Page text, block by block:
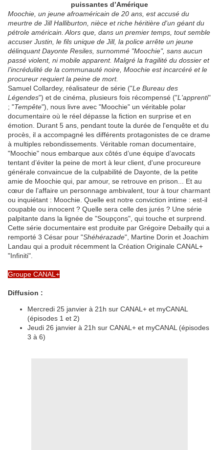
puissantes d’Amérique
Moochie, un jeune afro­américain de 20 ans, est accusé du
meurtre de Jill Halliburton, nièce et riche héritière d'un géant du
pétrole américain. Alors que, dans un premier temps, tout semble
accuser Justin, le fils unique de Jill, la police arrête un jeune
délinquant Dayonte Resiles, surnommé "Moochie", sans aucun
passé violent, ni mobile apparent. Malgré la fragilité du dossier et
l’incrédulité de la communauté noire, Moochie est incarcéré et le
procureur requiert la peine de mort.
Samuel Collardey, réalisateur de série ("Le Bureau des
Légendes") et de cinéma, plusieurs fois récompensé ("L'apprenti"
; "Tempête"), nous livre avec "Moochie" un véritable polar
documentaire où le réel dépasse la fiction en surprise et en
émotion. Durant 5 ans, pendant toute la durée de l'enquête et du
procès, il a accompagné les différents protagonistes de ce drame
à multiples rebondissements. Véritable roman documentaire,
"Moochie" nous embarque aux côtés d’une équipe d’avocats
tentant d’éviter la peine de mort à leur client, d'une procureure
générale convaincue de la culpabilité de Dayonte, de la petite
amie de Moochie qui, par amour, se retrouve en prison... Et au
cœur de l’affaire un personnage ambivalent, tour à tour charmant
ou inquiétant : Moochie. Quelle est notre conviction intime : est­-il
coupable ou innocent ? Quelle sera celle des jurés ? Une série
palpitante dans la lignée de "Soupçons", qui touche et surprend.
Cette série documentaire est produite par Grégoire Debailly qui a
remporté 3 César pour "Shéhérazade", Martine Dorin et Joachim
Landau qui a produit récemment la Création Originale CANAL+
"Infiniti".
Groupe CANAL+
Diffusion :
Mercredi 25 janvier à 21h sur CANAL+ et myCANAL
(épisodes 1 et 2)
Jeudi 26 janvier à 21h sur CANAL+ et myCANAL (épisodes
3 à 6)